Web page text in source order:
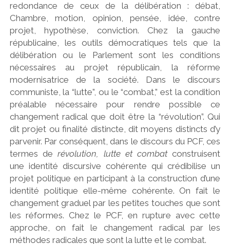
redondance de ceux de la délibération : débat,
Chambre, motion, opinion, pensée, idée, contre
projet, hypothèse, conviction. Chez la gauche
républicaine, les outils démocratiques tels que la
délibération ou le Parlement sont les conditions
nécessaires au projet républicain, la réforme
modernisatrice de la société. Dans le discours
communiste, la “lutte”, ou le “combat,” est la condition
préalable nécessaire pour rendre possible ce
changement radical que doit être la “révolution”. Qui
dit projet ou finalité distincte, dit moyens distincts d’y
parvenir. Par conséquent, dans le discours du PCF, ces
termes derévolution, lutte et combatconstruisent
une identité discursive cohérente qui crédibilise un
projet politique en participant à la construction d’une
identité politique elle-même cohérente. On fait le
changement graduel par les petites touches que sont
les réformes. Chez le PCF, en rupture avec cette
approche, on fait le changement radical par les
méthodes radicales que sont la lutte et le combat.